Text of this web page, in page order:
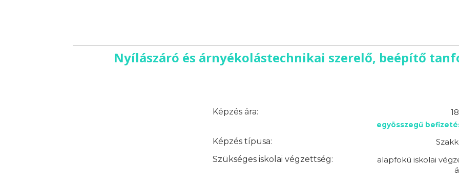
Nyílászáró és árnyékolástechnikai szerelő, beépítő
Képzés ára:
egyösszegű
Képzés típusa:
Szükséges iskolai végzettség:
alapfokú iskolai